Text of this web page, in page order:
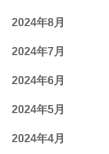
2024年8月
2024年7月
2024年6月
2024年5月
2024年4月